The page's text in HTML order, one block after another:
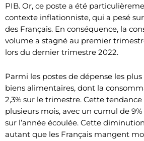
PIB. Or, ce poste a été
contexte inflationniste, qui a pesé
des Français. En conséquence, la
volume a stagné au premier
lors du dernier trimestre 2022.
Parmi les postes de dépense les
biens alimentaires, dont la
2,3% sur le trimestre. Cette
plusieurs mois, avec un cumul de
sur l’année écoulée. Cette
autant que les Français mangent